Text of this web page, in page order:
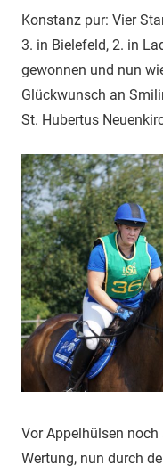
Konstanz pur: Vier
3. in Bielefeld, 2. in
gewonnen und nun
Glückwunsch an
St. Hubertus
Vor Appelhülsen
Wertung, nun durch